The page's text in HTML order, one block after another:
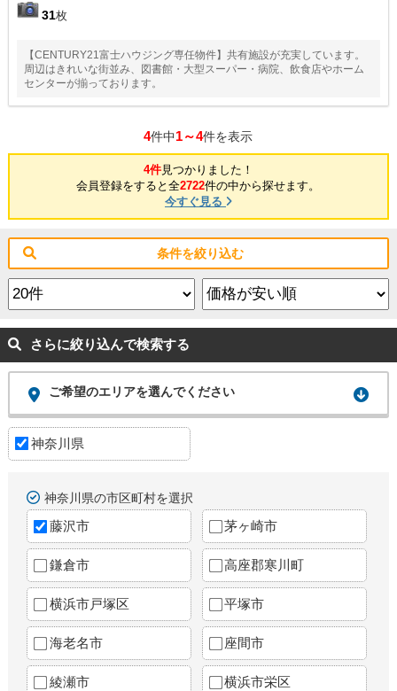
31枚
【CENTURY21富士ハウジング専任物件】共有施設が充実しています。
周辺はきれいな街並み、図書館・大型スーパー・病院、飲食店やホーム
センターが揃っております。
4件中1～4件を表示
4件見つかりました！
会員登録をすると全2722件の中から探せます。
今すぐ見る
条件を絞り込む
さらに絞り込んで検索する
ご希望のエリアを選んでください
神奈川県
神奈川県の市区町村を選択
藤沢市 茅ヶ崎市
鎌倉市 高座郡寒川町
横浜市戸塚区 平塚市
海老名市 座間市
綾瀬市 横浜市栄区